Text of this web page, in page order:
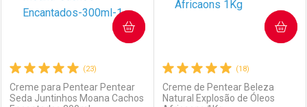
(23)
Creme para Pentear Pentear
Seda Juntinhos Moana Cachos
COMPRAR
(18)
Creme de Pentear Beleza
Natural Explosão de Óleos
COMPRAR